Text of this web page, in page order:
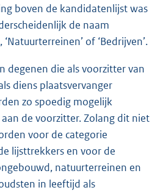
boven de kandidatenlijst was
de naam
‘Natuurterreinen’ of ‘Bedrijven’.
degenen die als voorzitter van
diens plaatsvervanger
zo spoedig mogelijk
de voorzitter. Zolang dit niet
voor de categorie
lijsttrekkers en voor de
natuurterreinen en
in leeftijd als